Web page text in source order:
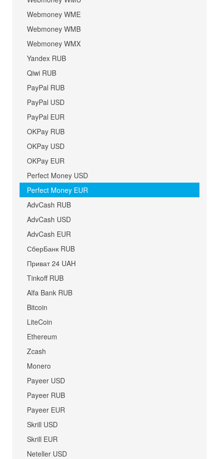
Webmoney WME
Webmoney WMB
Webmoney WMX
Yandex RUB
Qiwi RUB
PayPal RUB
PayPal USD
PayPal EUR
OKPay RUB
OKPay USD
OKPay EUR
Perfect Money USD
Perfect Money EUR
AdvCash RUB
AdvCash USD
AdvCash EUR
СберБанк RUB
Приват 24 UAH
Tinkoff RUB
Alfa Bank RUB
Bitcoin
LiteCoin
Ethereum
Zcash
Monero
Payeer USD
Payeer RUB
Payeer EUR
Skrill USD
Skrill EUR
Neteller USD